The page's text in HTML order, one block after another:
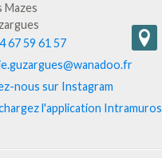
Mazes
67 59 61 57
nous sur Instagram
l'application Intramuros